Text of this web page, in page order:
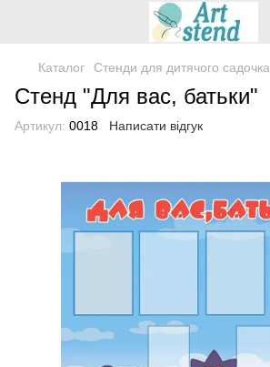
Каталог Стенди для дитячого садочка
Стенд "Для вас, батьки"
Артикул: 0018 Написати відгук